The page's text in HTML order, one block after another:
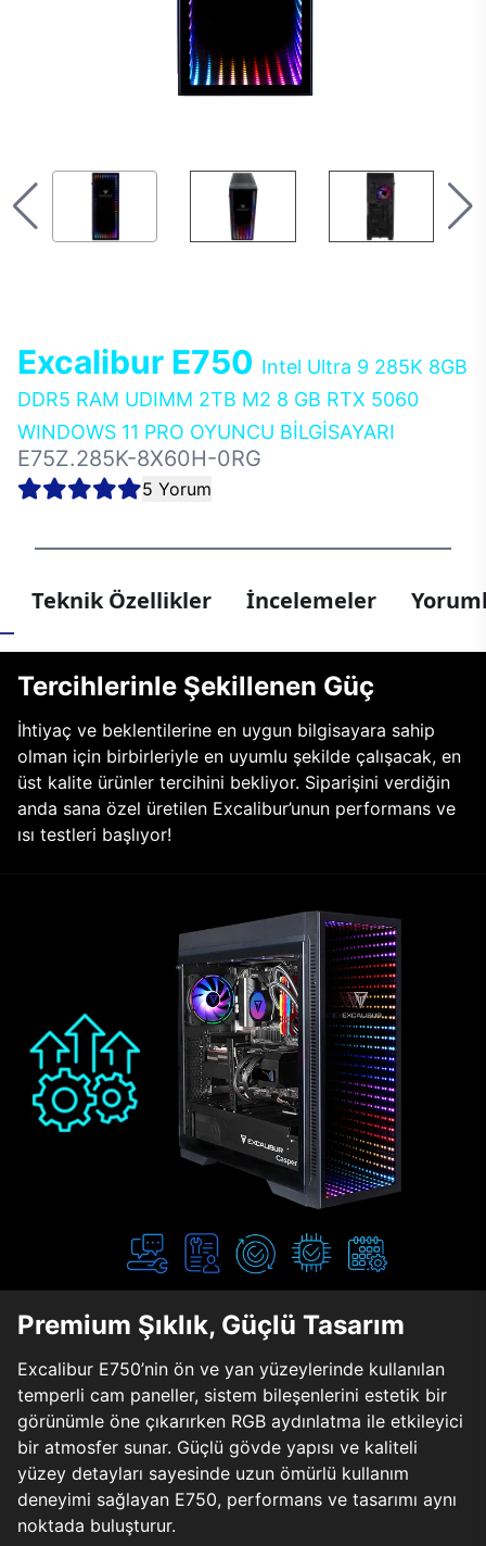
Excalibur E750 Intel Ultra 9 285K 8GB
DDR5 RAM UDIMM 2TB M2 8 GB RTX 5060
WINDOWS 11 PRO OYUNCU BİLGİSAYARI
E75Z.285K-8X60H-0RG
5 Yorum
Teknik Özellikler İncelemeler
Tercihlerinle Şekillenen Güç
İhtiyaç ve beklentilerine en uygun bilgisayara sahip
olman için birbirleriyle en uyumlu şekilde çalışacak, en
üst kalite ürünler tercihini bekliyor. Siparişini verdiğin
anda sana özel üretilen Excalibur’unun performans ve
ısı testleri başlıyor!
Premium Şıklık, Güçlü Tasarım
Excalibur E750’nin ön ve yan yüzeylerinde kullanılan
temperli cam paneller, sistem bileşenlerini estetik bir
görünümle öne çıkarırken RGB aydınlatma ile etkileyici
bir atmosfer sunar. Güçlü gövde yapısı ve kaliteli
yüzey detayları sayesinde uzun ömürlü kullanım
deneyimi sağlayan E750, performans ve tasarımı aynı
noktada buluşturur.